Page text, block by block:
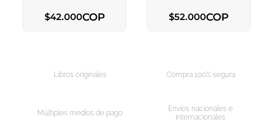
$42.000COP $52.000COP
Libros originales Compra 100% segura
Múltiples medios de pago
Envíos nacionales e
internacionales